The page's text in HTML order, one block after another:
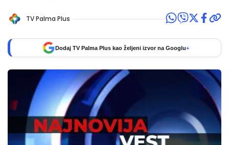
TV Palma Plus
Dodaj TV Palma Plus kao željeni izvor na Googlu+